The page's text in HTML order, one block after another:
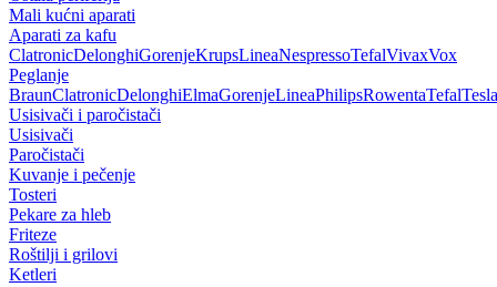
Mali kućni aparati
Aparati za kafu
ClatronicDelonghiGorenjeKrupsLineaNespressoTefalVivaxVox
Peglanje
BraunClatronicDelonghiElmaGorenjeLineaPhilipsRowentaTefalTesla
Usisivači i paročistači
Usisivači
Paročistači
Kuvanje i pečenje
Tosteri
Pekare za hleb
Friteze
Roštilji i grilovi
Ketleri